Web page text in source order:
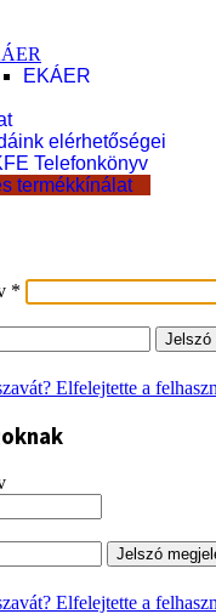
EKÁER
elérhetőségei
Telefonkönyv
termékkínálat
*
Jelszó
Elfelejtette a
Jelszó
Elfelejtette a